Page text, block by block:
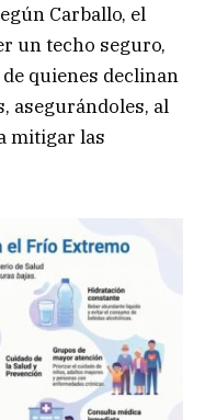
Carballo, el
un techo seguro,
quienes declinan
asegurándoles, al
mitigar las